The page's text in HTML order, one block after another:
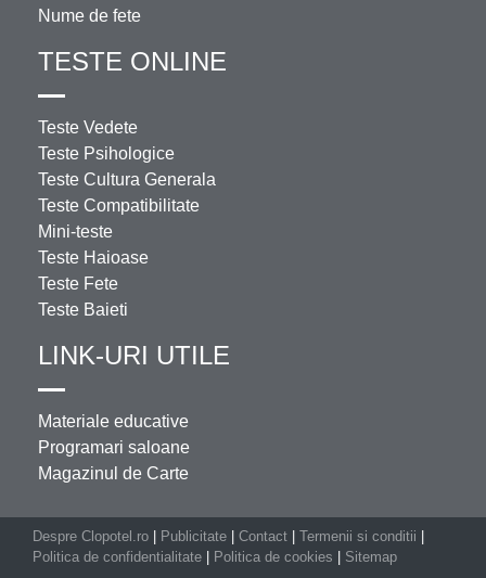
Nume de fete
TESTE ONLINE
Teste Vedete
Teste Psihologice
Teste Cultura Generala
Teste Compatibilitate
Mini-teste
Teste Haioase
Teste Fete
Teste Baieti
LINK-URI UTILE
Materiale educative
Programari saloane
Magazinul de Carte
Despre Clopotel.ro Publicitate Contact Termenii si conditii
Politica de confidentialitate
Politica de cookies Sitemap